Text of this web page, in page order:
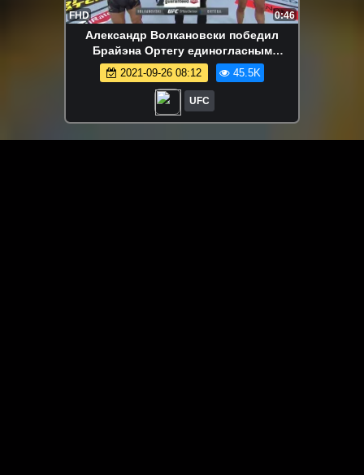
FHD 0:46
Александр Волкановски победил
Брайэна Ортегу единогласным
решением
2021-09-26 08:12 45.5K
UFC